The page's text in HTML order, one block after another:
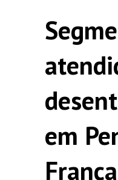
em
França